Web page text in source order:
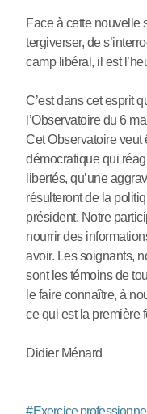
Face à cette nouvelle
tergiverser, de
camp libéral, il est
C’est dans cet esprit
l’Observatoire du 6
Cet Observatoire veut
démocratique qui
libertés, qu’une
résulteront de la
président. Notre
nourrir des
avoir. Les soignants,
sont les témoins de
le faire connaître, à
ce qui est la première
Didier Ménard
#Exercice professionnel